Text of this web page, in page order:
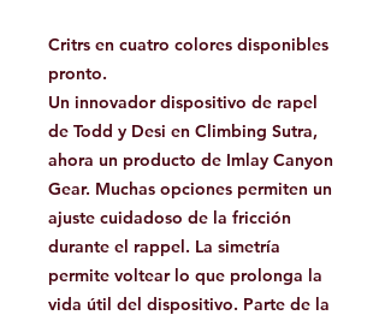
Critrs en cuatro colores disponibles
pronto.
Un innovador dispositivo de rapel
de Todd y Desi en Climbing Sutra,
ahora un producto de Imlay Canyon
Gear. Muchas opciones permiten un
ajuste cuidadoso de la fricción
durante el rappel. La simetría
permite voltear lo que prolonga la
vida útil del dispositivo. Parte de la